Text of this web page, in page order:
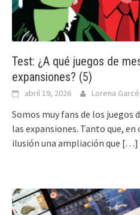
Test: ¿A qué juegos de
expansiones? (5)
abril 19, 2026 Lorena
Somos muy fans de los juegos
las expansiones. Tanto que, en
ilusión una ampliación que […]